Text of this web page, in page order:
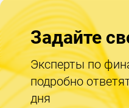
Задайте
Эксперты по
подробно
дня